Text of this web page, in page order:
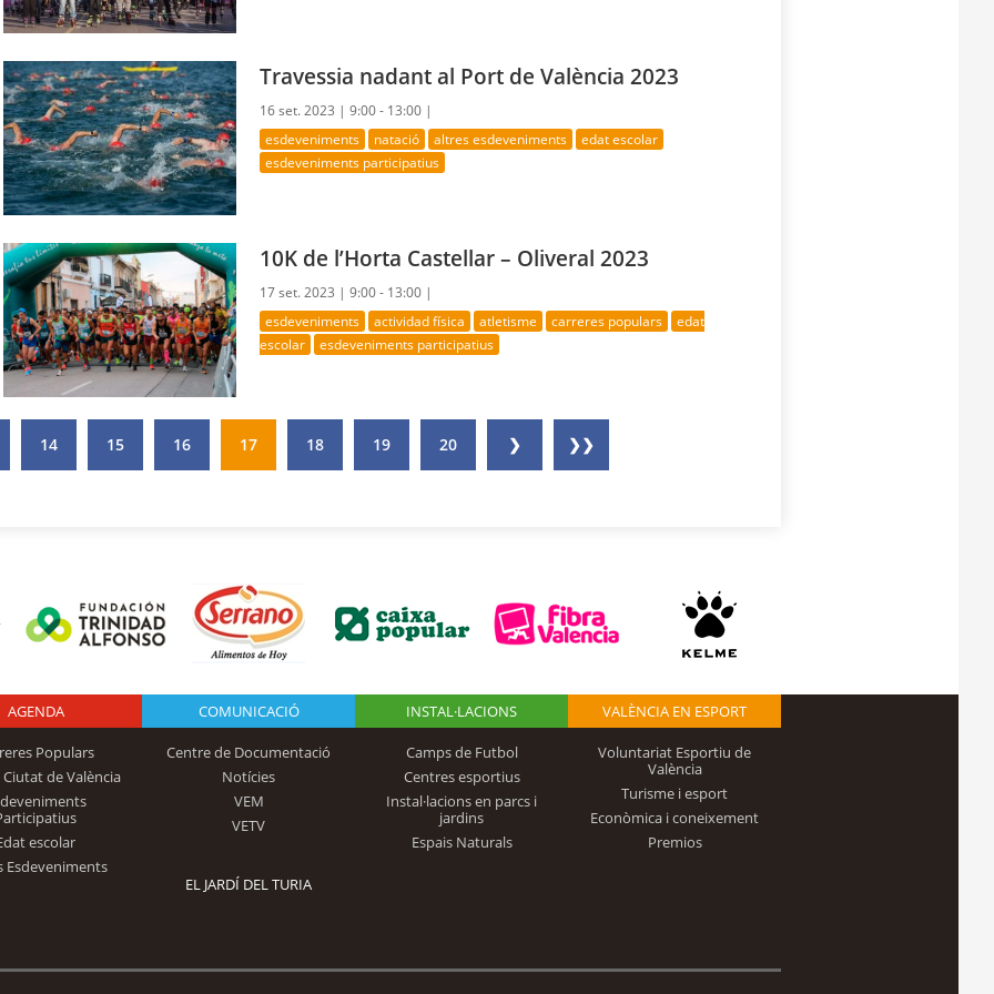
Travessia nadant al Port de València 2023
16 set. 2023 |9:00 - 13:00 |
esdeveniments natació altres esdeveniments
edat escolar
esdeveniments participatius
10K de l’Horta Castellar – Oliveral 2023
17 set. 2023 |9:00 - 13:00 |
esdeveniments actividad física atletisme carreres populars
edat
escolar
esdeveniments participatius
14 15 16 17 18 19 20 ❯ ❯❯
Logo Fundación
Trinidad Alfonso
AGENDA
Populars
de València
escolar
Esdeveniments
COMUNICACIÓ
Centre de Documentació
Notícies
VEM
VETV
INSTAL·LACIONS
Camps de Futbol
Centres esportius
Instal·lacions en parcs i
jardins
Espais Naturals
VALÈNCIA EN ESPORT
Voluntariat Esportiu de
València
Turisme i esport
Econòmica i coneixement
Premios
EL JARDÍ DEL TURIA